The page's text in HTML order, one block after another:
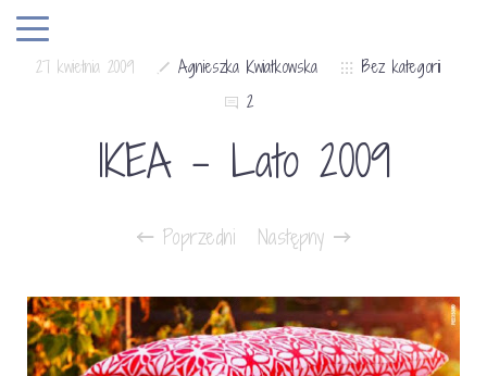
27 kwietnia 2009 Agnieszka Kwiatkowska
Bez kategorii
2
IKEA – Lato 2009
Poprzedni Następny